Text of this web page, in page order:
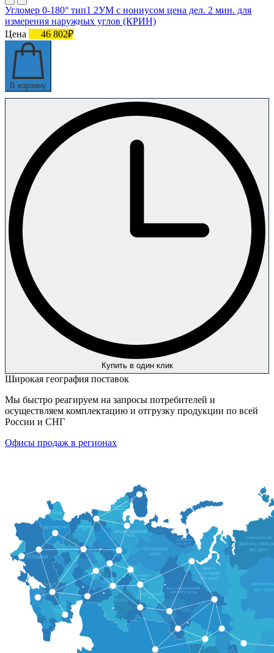
Угломер 0-180° тип1 2УМ с нониусом цена дел. 2 мин. для
измерения наружных углов (КРИН)
Цена
46 802₽
В корзину
Купить в один клик
Широкая география поставок
Мы быстро реагируем на запросы потребителей и
осуществляем комплектацию и отгрузку продукции по всей
России и СНГ
Офисы продаж в регионах